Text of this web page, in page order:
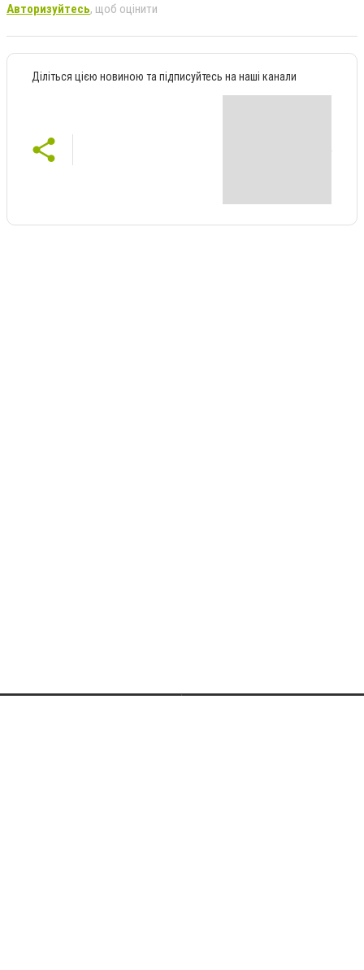
Авторизуйтесь, щоб оцінити
Діліться цією новиною та підписуйтесь на наші канали